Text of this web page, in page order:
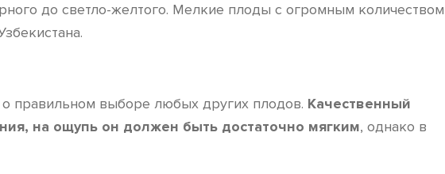
до светло-желтого. Мелкие плоды с огромным количеством
правильном выборе любых других плодов. Качественный
на ощупь он должен быть достаточно мягким, однако в